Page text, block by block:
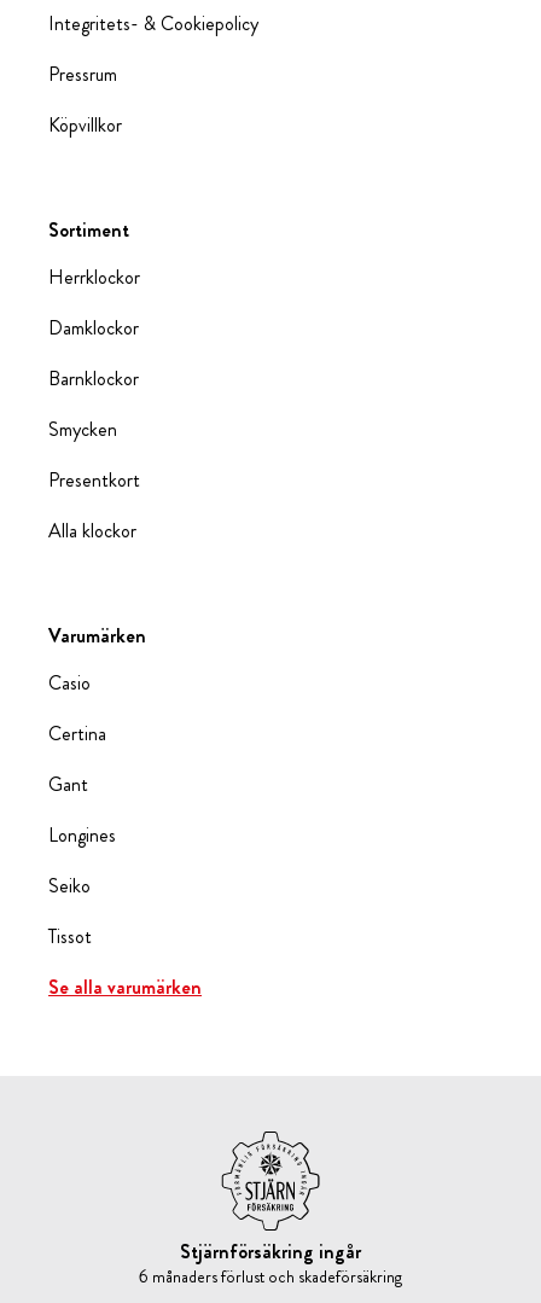
Integritets- & Cookiepolicy
Pressrum
Köpvillkor
Sortiment
Herrklockor
Damklockor
Barnklockor
Smycken
Presentkort
Alla klockor
Varumärken
Casio
Certina
Gant
Longines
Seiko
Tissot
Se alla varumärken
Stjärnförsäkring ingår
6 månaders förlust och skadeförsäkring